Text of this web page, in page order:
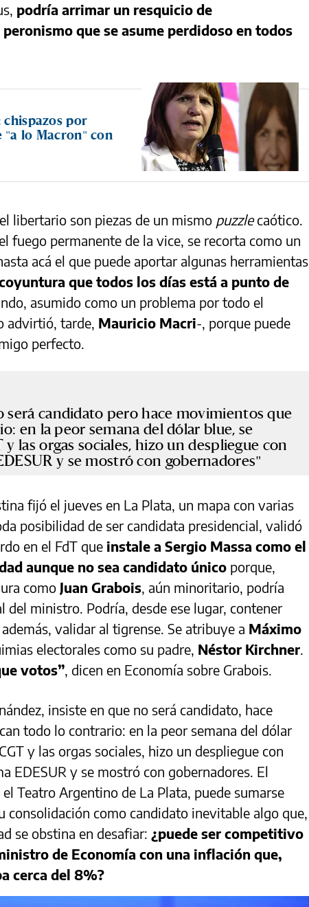
podría arrimar un resquicio de
que se asume perdidoso en todos
por
"a lo Macron" con
libertario son piezas de un mismo puzzlecaótico.
fuego permanente de la vice, se recorta como un
acá el que puede aportar algunas herramientas
que todos los días está a punto de
asumido como un problema por todo el
advirtió, tarde, Mauricio Macri-, porque puede
perfecto.
será candidato pero hace movimientos que
en la peor semana del dólar blue, se
las orgas sociales, hizo un despliegue con
y se mostró con gobernadores
fijó el jueves en La Plata, un mapa con varias
posibilidad de ser candidata presidencial, validó
en el FdT que instale a Sergio Massa como el
aunque no sea candidato único porque,
como Juan Grabois, aún minoritario, podría
del ministro. Podría, desde ese lugar, contener
validar al tigrense. Se atribuye a Máximo
electorales como su padre, Néstor Kirchner.
votos”, dicen en Economía sobre Grabois.
insiste en que no será candidato, hace
todo lo contrario: en la peor semana del dólar
y las orgas sociales, hizo un despliegue con
EDESUR y se mostró con gobernadores. El
Teatro Argentino de La Plata, puede sumarse
consolidación como candidato inevitable algo que,
se obstina en desafiar: ¿puede ser competitivo
de Economía con una inflación que,
cerca del 8%?